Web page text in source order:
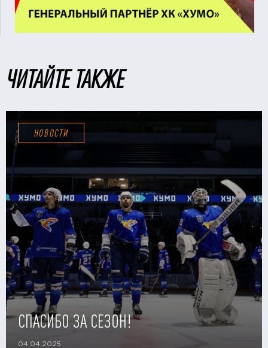
ЧИТАЙТЕ ТАКЖЕ
НОВОСТИ
СПАСИБО ЗА СЕЗОН!
04.04.2025